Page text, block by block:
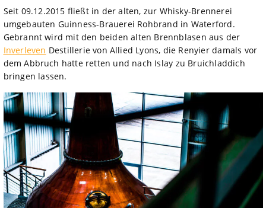
Seit 09.12.2015 fließt in der alten, zur Whisky-Brennerei
umgebauten Guinness-Brauerei Rohbrand in Waterford.
Gebrannt wird mit den beiden alten Brennblasen aus der
Inverleven Destillerie von Allied Lyons, die Renyier damals vor
dem Abbruch hatte retten und nach Islay zu Bruichladdich
bringen lassen.